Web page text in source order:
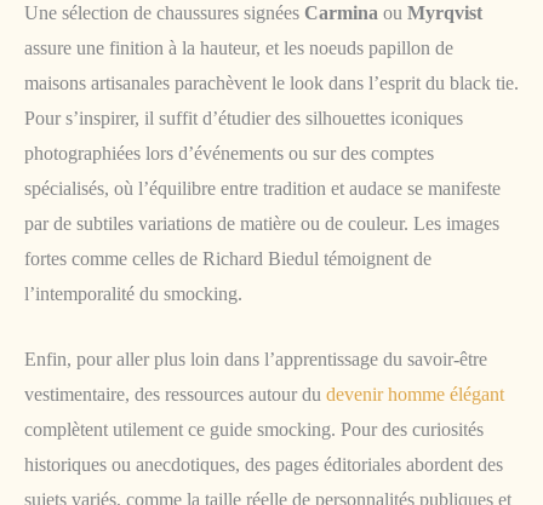
Une sélection de chaussures signées Carmina ou Myrqvist
assure une finition à la hauteur, et les noeuds papillon de
maisons artisanales parachèvent le look dans l’esprit du black tie.
Pour s’inspirer, il suffit d’étudier des silhouettes iconiques
photographiées lors d’événements ou sur des comptes
spécialisés, où l’équilibre entre tradition et audace se manifeste
par de subtiles variations de matière ou de couleur. Les images
fortes comme celles de Richard Biedul témoignent de
l’intemporalité du smocking.
Enfin, pour aller plus loin dans l’apprentissage du savoir-être
vestimentaire, des ressources autour du devenir homme élégant
complètent utilement ce guide smocking. Pour des curiosités
historiques ou anecdotiques, des pages éditoriales abordent des
sujets variés, comme la taille réelle de personnalités publiques et